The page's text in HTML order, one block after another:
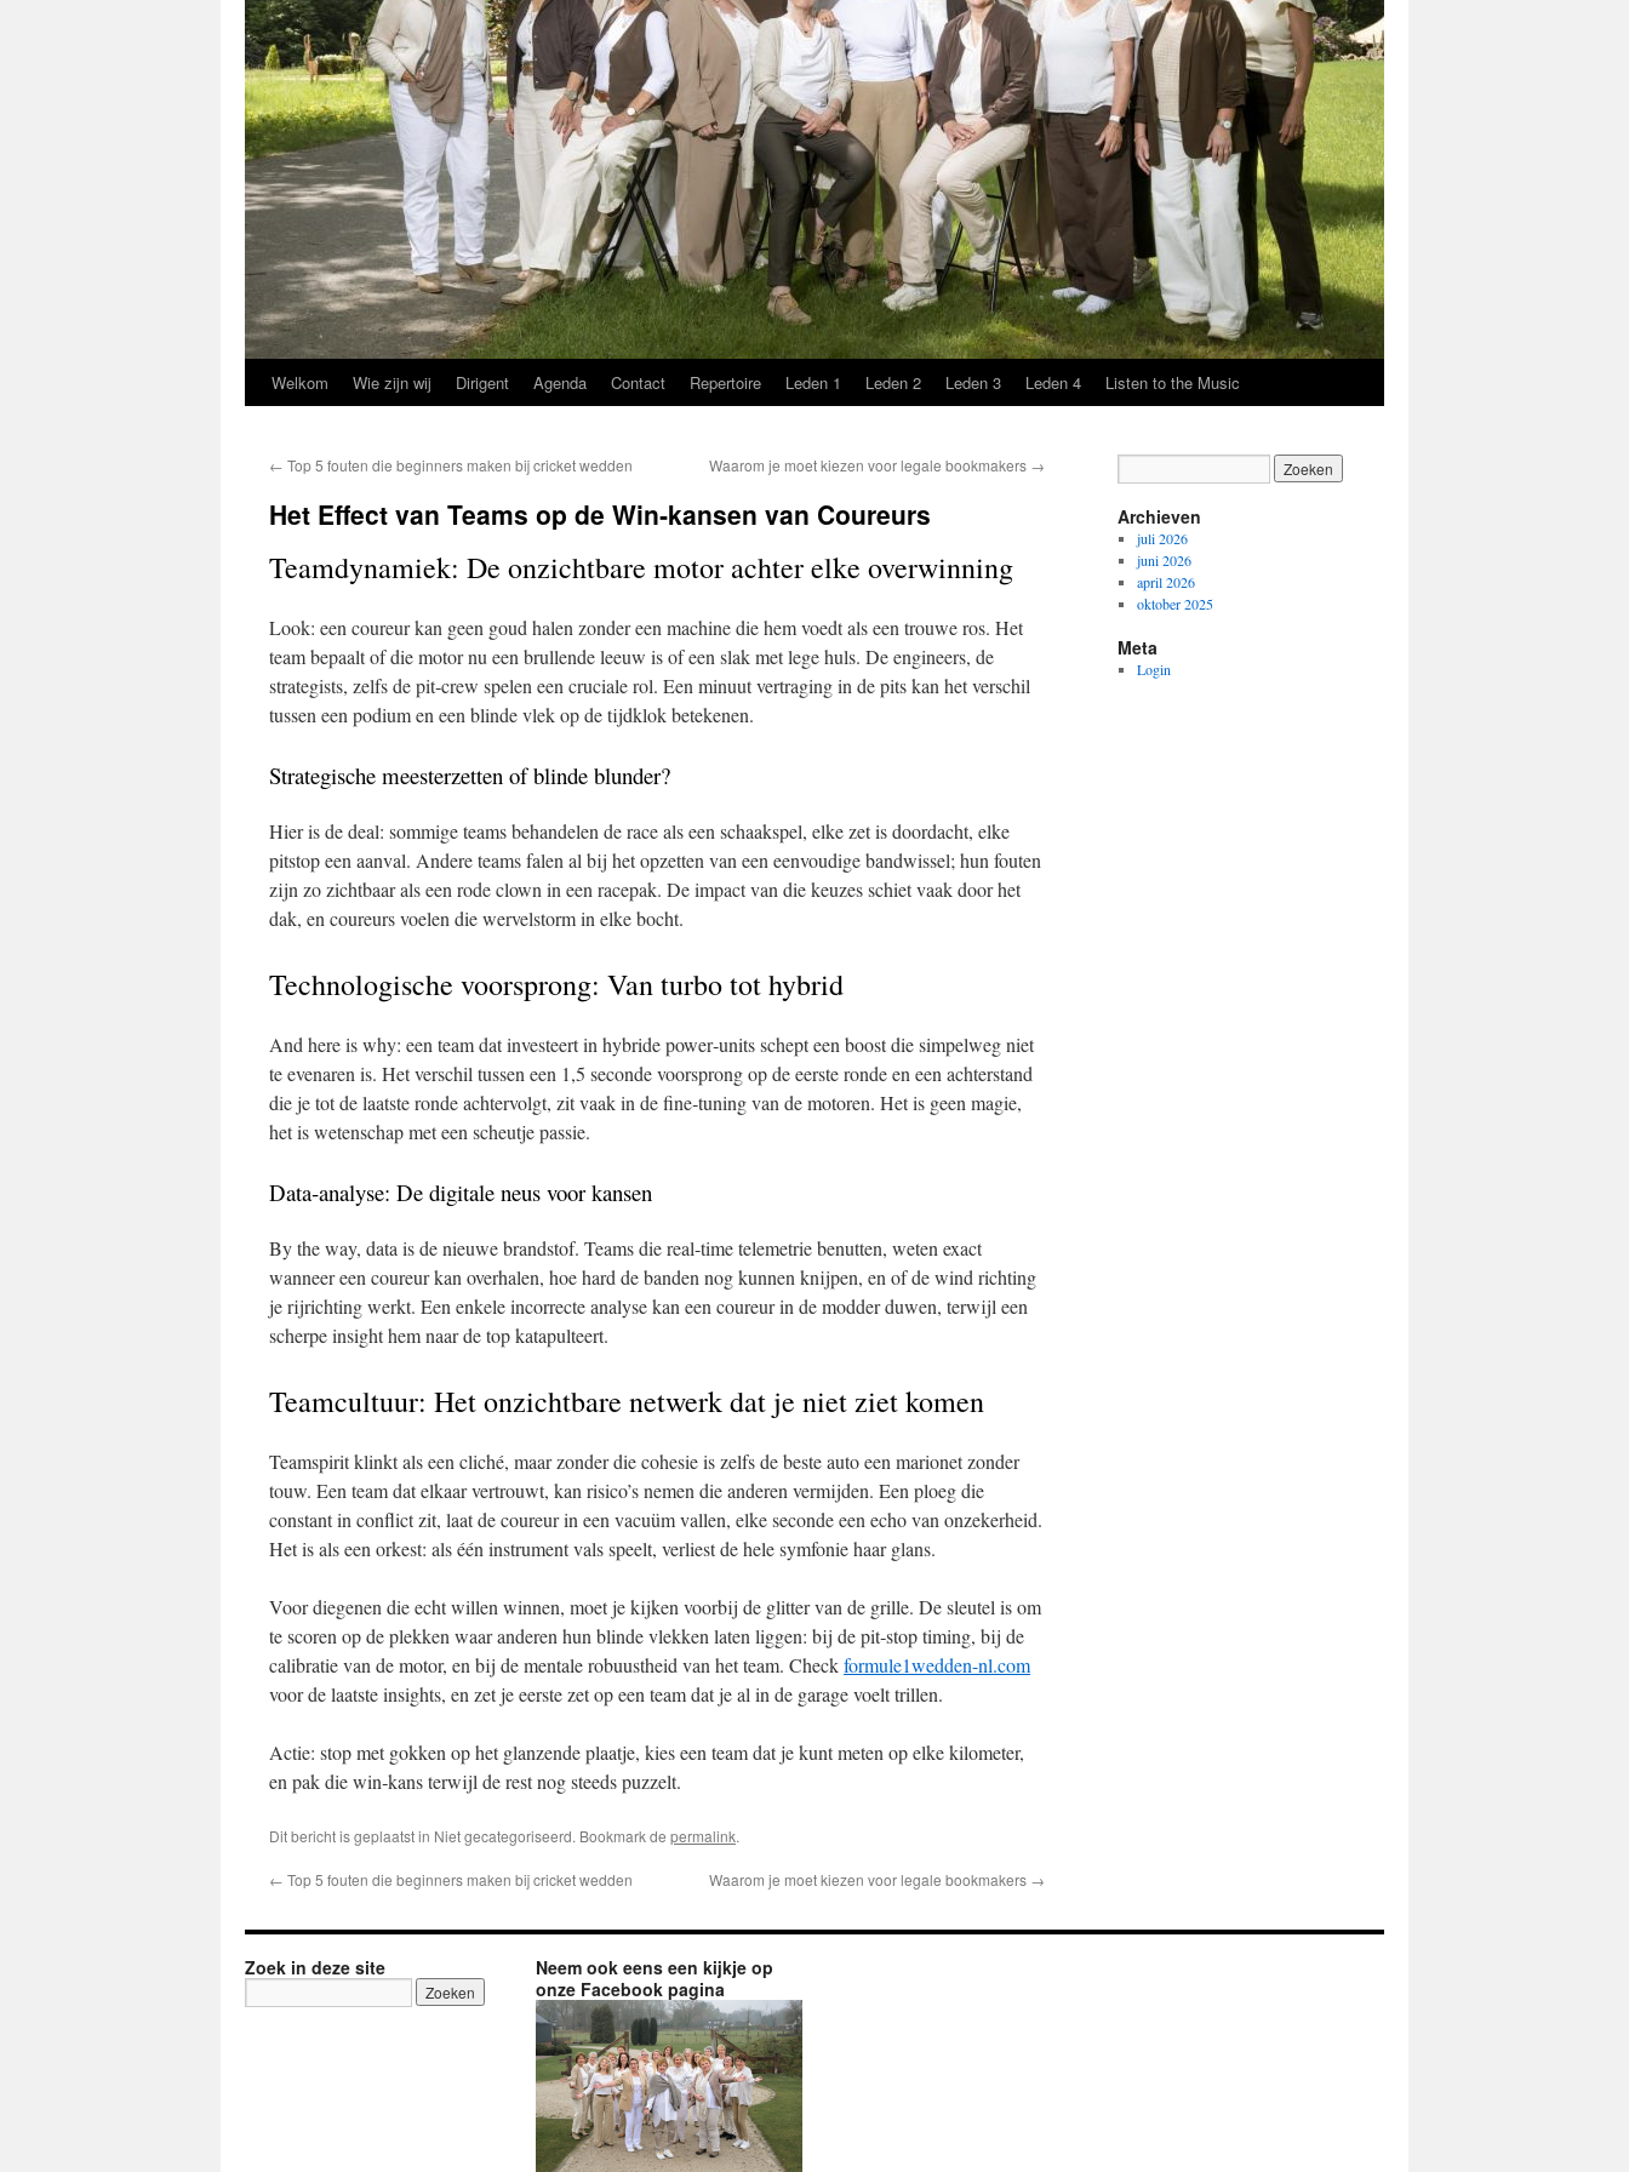
Welkom Wie zijn wij Dirigent Agenda Contact Repertoire Leden 1 Leden 2 Leden 3 Leden 4 Listen to the Music
← Top 5 fouten die beginners maken bij cricket wedden Waarom je moet kiezen voor legale bookmakers →
Het Effect van Teams op de Win‑kansen van Coureurs
Teamdynamiek: De onzichtbare motor achter elke overwinning
Look: een coureur kan geen goud halen zonder een machine die hem voedt als een trouwe ros. Het
team bepaalt of die motor nu een brullende leeuw is of een slak met lege huls. De engineers, de
strategists, zelfs de pit‑crew spelen een cruciale rol. Een minuut vertraging in de pits kan het verschil
tussen een podium en een blinde vlek op de tijdklok betekenen.
Strategische meesterzetten of blinde blunder?
Hier is de deal: sommige teams behandelen de race als een schaakspel, elke zet is doordacht, elke
pitstop een aanval. Andere teams falen al bij het opzetten van een eenvoudige bandwissel; hun fouten
zijn zo zichtbaar als een rode clown in een racepak. De impact van die keuzes schiet vaak door het
dak, en coureurs voelen die wervelstorm in elke bocht.
Technologische voorsprong: Van turbo tot hybrid
And here is why: een team dat investeert in hybride power‑units schept een boost die simpelweg niet
te evenaren is. Het verschil tussen een 1,5 seconde voorsprong op de eerste ronde en een achterstand
die je tot de laatste ronde achtervolgt, zit vaak in de fine‑tuning van de motoren. Het is geen magie,
het is wetenschap met een scheutje passie.
Data‑analyse: De digitale neus voor kansen
By the way, data is de nieuwe brandstof. Teams die real‑time telemetrie benutten, weten exact
wanneer een coureur kan overhalen, hoe hard de banden nog kunnen knijpen, en of de wind richting
je rijrichting werkt. Een enkele incorrecte analyse kan een coureur in de modder duwen, terwijl een
scherpe insight hem naar de top katapulteert.
Teamcultuur: Het onzichtbare netwerk dat je niet ziet komen
Teamspirit klinkt als een cliché, maar zonder die cohesie is zelfs de beste auto een marionet zonder
touw. Een team dat elkaar vertrouwt, kan risico’s nemen die anderen vermijden. Een ploeg die
constant in conflict zit, laat de coureur in een vacuüm vallen, elke seconde een echo van onzekerheid.
Het is als een orkest: als één instrument vals speelt, verliest de hele symfonie haar glans.
Voor diegenen die echt willen winnen, moet je kijken voorbij de glitter van de grille. De sleutel is om
te scoren op de plekken waar anderen hun blinde vlekken laten liggen: bij de pit‑stop timing, bij de
calibratie van de motor, en bij de mentale robuustheid van het team. Checkformule1wedden-nl.com
voor de laatste insights, en zet je eerste zet op een team dat je al in de garage voelt trillen.
Actie: stop met gokken op het glanzende plaatje, kies een team dat je kunt meten op elke kilometer,
en pak die win‑kans terwijl de rest nog steeds puzzelt.
Dit bericht is geplaatst in Niet gecategoriseerd. Bookmark de permalink.
← Top 5 fouten die beginners maken bij cricket wedden Waarom je moet kiezen voor legale bookmakers →
Archieven
juli 2026
juni 2026
april 2026
oktober 2025
Meta
Login
Zoek in deze site
Neem ook eens een kijkje op
onze Facebook pagina